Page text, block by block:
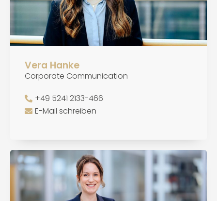
Vera Hanke
Corporate Communication
+49 5241 2133-466
E-Mail schreiben